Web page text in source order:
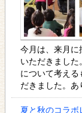
今月は、来月に
いただきまし
について考え
だきました。あ
夏と秋のコラボ